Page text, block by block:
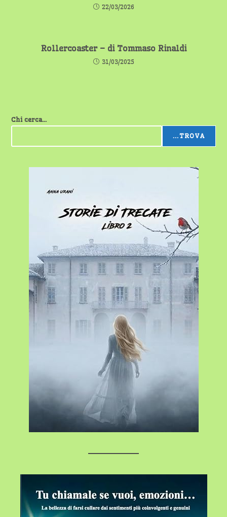
22/03/2026
Rollercoaster – di Tommaso Rinaldi
31/03/2025
Chi cerca...
...TROVA